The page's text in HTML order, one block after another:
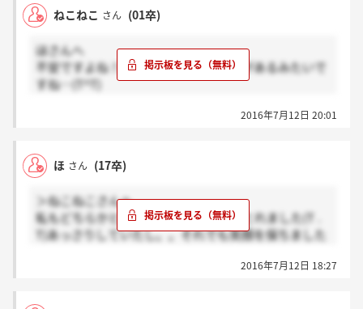
ねこねこ さん (01卒)
ほさんへ
不安ですよね！面接官によって随分差があるみたいで
すね…(T^T)
に返事来た人、一週間ぐらいで来た人がいるぐらいで
すから気長に待ちましょ(＞_＜)
2016年7月12日 20:01
ほ さん (17卒)
＞ねこねこさんへ
私もどちらかというと緊迫した感じにとれました(T .
T)あっさりしていたし。。それでも笑顔を保ちました
2016年7月12日 18:27